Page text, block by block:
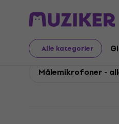
Alle kategorier
Behringer Mikrofoner
Målemikrofoner -